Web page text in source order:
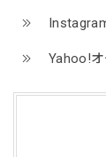
Yahoo!